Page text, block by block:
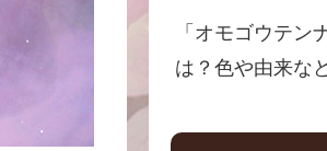
「オモゴウテン
は？色や由来な